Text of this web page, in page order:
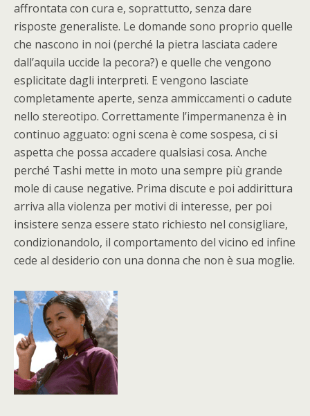
affrontata con cura e, soprattutto, senza dare
risposte generaliste. Le domande sono proprio quelle
che nascono in noi (perché la pietra lasciata cadere
dall’aquila uccide la pecora?) e quelle che vengono
esplicitate dagli interpreti. E vengono lasciate
completamente aperte, senza ammiccamenti o cadute
nello stereotipo. Correttamente l’impermanenza è in
continuo agguato: ogni scena è come sospesa, ci si
aspetta che possa accadere qualsiasi cosa. Anche
perché Tashi mette in moto una sempre più grande
mole di cause negative. Prima discute e poi addirittura
arriva alla violenza per motivi di interesse, per poi
insistere senza essere stato richiesto nel consigliare,
condizionandolo, il comportamento del vicino ed infine
cede al desiderio con una donna che non è sua moglie.